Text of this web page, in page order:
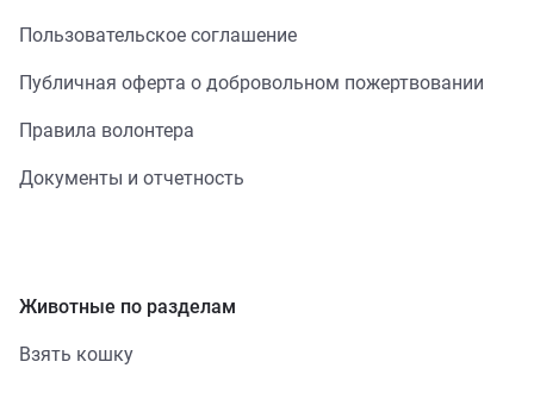
Пользовательское соглашение
Публичная оферта о добровольном пожертвовании
Правила волонтера
Документы и отчетность
Животные по разделам
Взять кошку